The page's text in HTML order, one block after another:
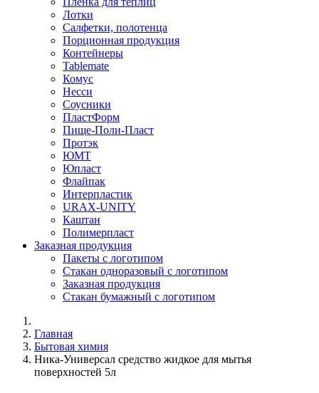
Лотки
Салфетки, полотенца
Порционная продукция
Контейнеры
Tablemate
Комус
Несси
Соусники
ПластФорм
Пище-Поли-Пласт
Протэк
ЮМТ
Юпласт
Флайпак
Интерпластик
URAX-UNITY
Каштан
Полимерпласт
Заказная продукция
Пакеты с логотипом
Стакан одноразовый с логотипом
Заказная продукция
Стакан бумажный с логотипом
Главная
Бытовая химия
Ника-Универсал средство жидкое для мытья
поверхностей 5л